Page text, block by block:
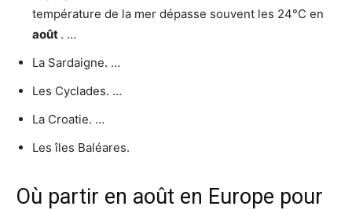
température de la mer dépasse souvent les 24°C en
août . …
La Sardaigne. …
Les Cyclades. …
La Croatie. …
Les îles Baléares.
Où partir en août en Europe pour